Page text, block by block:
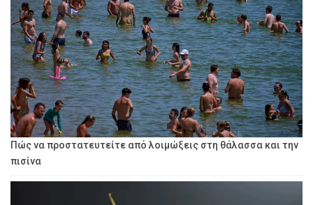
Πώς να προστατευτείτε από λοιμώξεις στη θάλασσα και την
πισίνα